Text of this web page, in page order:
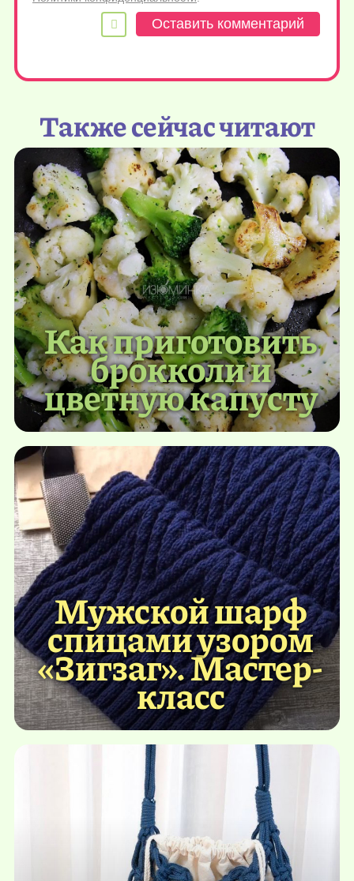
Также сейчас читают
Как приготовить
брокколи и
цветную капусту
Мужской шарф
спицами узором
«Зигзаг». Мастер-
класс